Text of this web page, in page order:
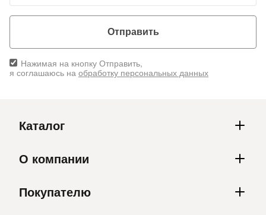
Отправить
Нажимая на кнопку Отправить,
я соглашаюсь на обработку персональных данных
Каталог
О компании
Покупателю